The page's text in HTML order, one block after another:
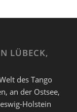
LÜBECK,
des Tango
an der Ostsee,
Holstein